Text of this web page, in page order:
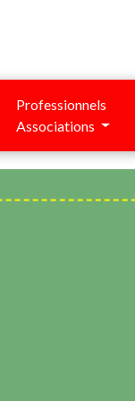
Professionnels
Associations